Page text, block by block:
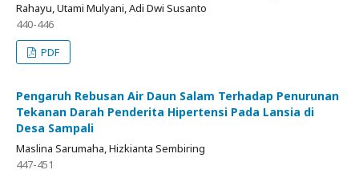
Rahayu, Utami Mulyani, Adi Dwi Susanto
440-446
PDF
Pengaruh Rebusan Air Daun Salam Terhadap Penurunan
Tekanan Darah Penderita Hipertensi Pada Lansia di
Desa Sampali
Maslina Sarumaha, Hizkianta Sembiring
447-451